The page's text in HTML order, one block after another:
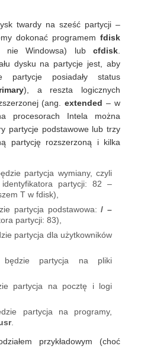
twardy na sześć partycji –
dokonać programem fdisk
nie Windowsa) lub cfdisk
dysku na partycje jest, aby
posiadały status
), a reszta logicznych
(ang.extended – w
procesorach Intela można
partycje podstawowe lub trzy
partycję rozszerzoną i kilka
partycja wymiany, czyli
partycji: 82 –
T w fdisk),
partycja podstawowa:/ –
partycji: 83),
partycja dla użytkowników
będzie partycja na pliki
partycja na pocztę i logi
partycja na programy,
.
przykładowym (choć